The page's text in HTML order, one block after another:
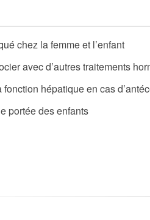
chez la femme et l’enfant
avec d’autres traitements
hépatique en cas
portée des enfants